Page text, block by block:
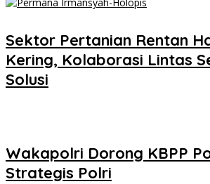
Sektor Pertanian Rentan
Kering, Kolaborasi Lintas
Solusi
Wakapolri Dorong KBPP
Strategis Polri